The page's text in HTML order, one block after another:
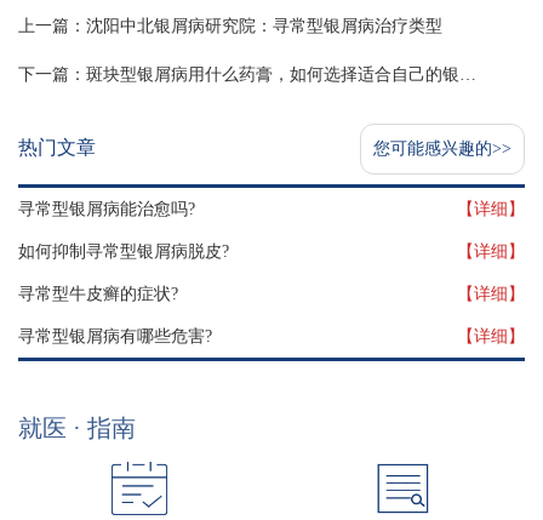
上一篇： 沈阳中北银屑病研究院：寻常型银屑病治疗类型
下一篇： 斑块型银屑病用什么药膏，如何选择适合自己的银屑病药膏
热门文章 您可能感兴趣的>>
寻常型银屑病能治愈吗? 【详细】
如何抑制寻常型银屑病脱皮? 【详细】
寻常型牛皮癣的症状? 【详细】
寻常型银屑病有哪些危害? 【详细】
就医 · 指南